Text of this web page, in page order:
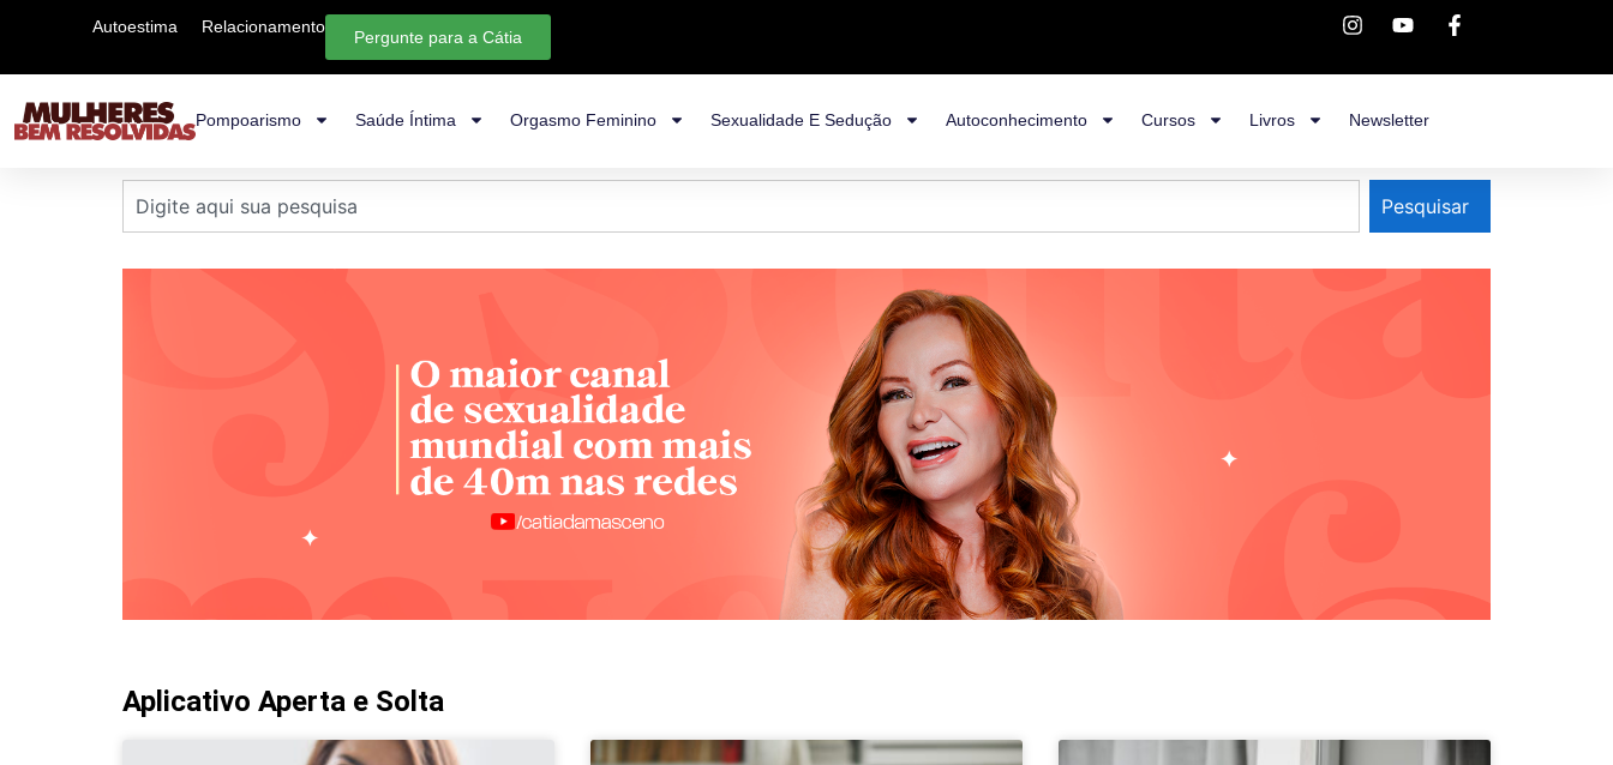
Autoestima Relacionamento
Pergunte para a Cátia
Pompoarismo Saúde Íntima Orgasmo Feminino Sexualidade E Sedução Autoconhecimento Cursos Livros Newsletter
Pesquisar
Aplicativo Aperta e Solta